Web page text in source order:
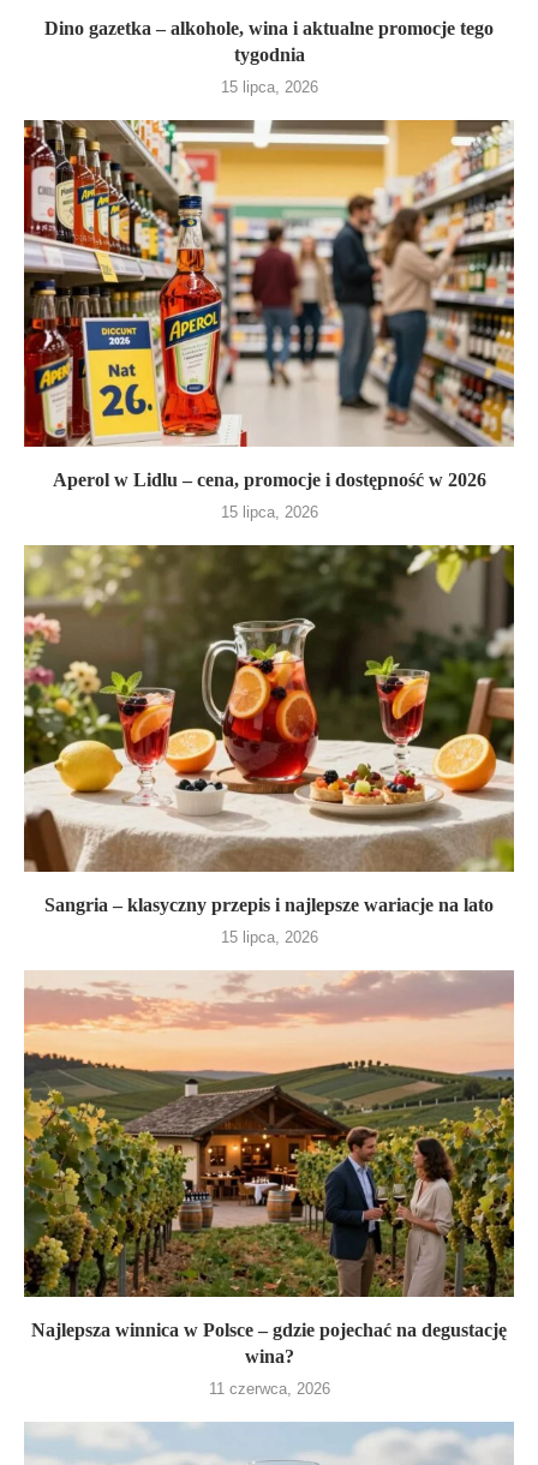
Dino gazetka – alkohole, wina i aktualne promocje tego
tygodnia
15 lipca, 2026
Aperol w Lidlu – cena, promocje i dostępność w 2026
15 lipca, 2026
Sangria – klasyczny przepis i najlepsze wariacje na lato
15 lipca, 2026
Najlepsza winnica w Polsce – gdzie pojechać na degustację
wina?
11 czerwca, 2026